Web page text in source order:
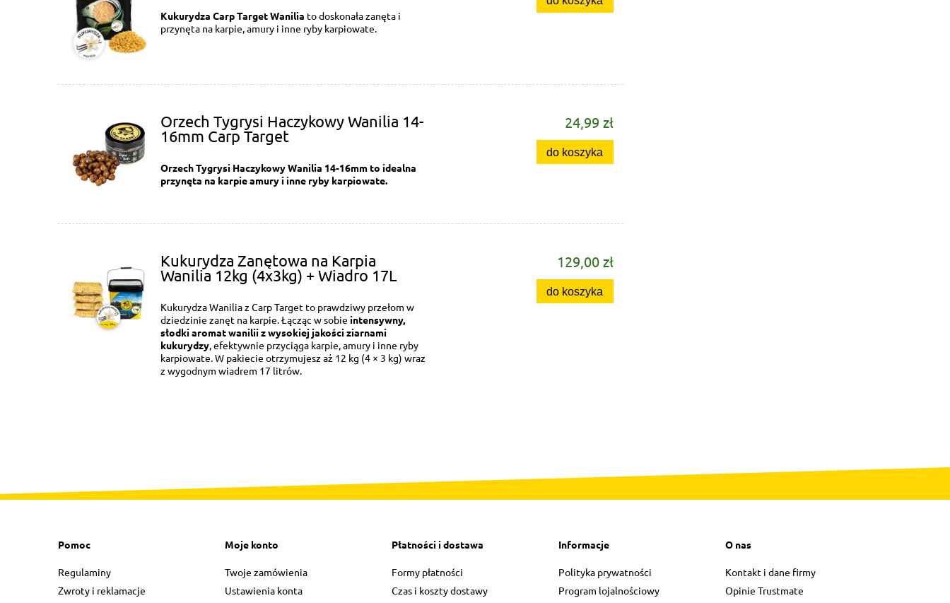
Kukurydza Carp Target Wanilia to doskonała zanęta i
przynęta na karpie, amury i inne ryby karpiowate.
Orzech Tygrysi Haczykowy Wanilia 14-
16mm Carp Target
Orzech Tygrysi Haczykowy Wanilia 14-16mm to idealna
przynęta na karpie amury i inne ryby karpiowate.
24,99 zł
do koszyka
Kukurydza Zanętowa na Karpia
Wanilia 12kg (4x3kg) + Wiadro 17L
Kukurydza Wanilia z Carp Target to prawdziwy przełom w
dziedzinie zanęt na karpie. Łącząc w sobie intensywny,
słodki aromat wanilii z wysokiej jakości ziarnami
kukurydzy, efektywnie przyciąga karpie, amury i inne ryby
karpiowate. W pakiecie otrzymujesz aż 12 kg (4 × 3 kg) wraz
z wygodnym wiadrem 17 litrów.
129,00 zł
do koszyka
Pomoc
Regulaminy
Zwroty i reklamacje
Moje konto
Twoje zamówienia
Ustawienia konta
Płatności i dostawa
Formy płatności
Czas i koszty dostawy
Informacje
Polityka prywatności
Program lojalnościowy
O nas
Kontakt i dane firmy
Opinie Trustmate